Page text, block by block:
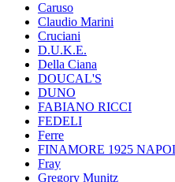
Caruso
Claudio Marini
Cruciani
D.U.K.E.
Della Ciana
DOUCAL'S
DUNO
FABIANO RICCI
FEDELI
Ferre
FINAMORE 1925
Fray
Gregory Munitz